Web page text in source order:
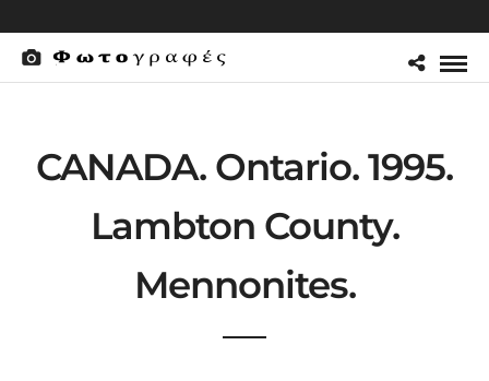
CANADA. Ontario. 1995.
Lambton County.
Mennonites.